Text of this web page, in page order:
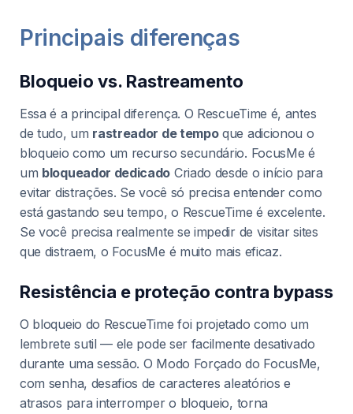
Principais diferenças
Bloqueio vs. Rastreamento
Essa é a principal diferença. O RescueTime é, antes
de tudo, um rastreador de tempoque adicionou o
bloqueio como um recurso secundário. FocusMe é
um bloqueador dedicado Criado desde o início para
evitar distrações. Se você só precisa entender como
está gastando seu tempo, o RescueTime é excelente.
Se você precisa realmente se impedir de visitar sites
que distraem, o FocusMe é muito mais eficaz.
Resistência e proteção contra bypass
O bloqueio do RescueTime foi projetado como um
lembrete sutil — ele pode ser facilmente desativado
durante uma sessão. O Modo Forçado do FocusMe,
com senha, desafios de caracteres aleatórios e
atrasos para interromper o bloqueio, torna